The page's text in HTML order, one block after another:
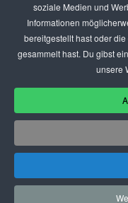
soziale Medien und
Informationen
bereitgestellt hast oder
gesammelt hast. Du gibst
unsere
DEIN